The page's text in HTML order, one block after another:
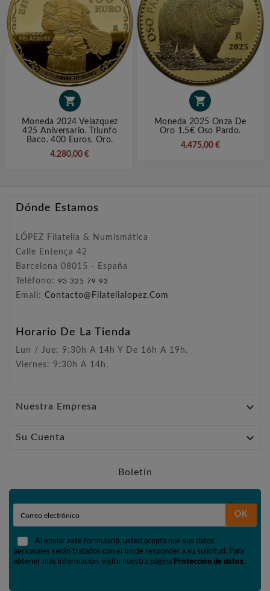

Moneda 2024 Velazquez
425 Aniversario. Triunfo
Baco. 400 Euros. Oro.
4.280,00 €

Moneda 2025 Onza De
Oro 1.5€ Oso Pardo.
4.475,00 €
Dónde Estamos
LÓPEZ Filatelia & Numismática
Calle Entença 42
Barcelona 08015 - España
Teléfono: 93 325 79 93
Email: Contacto@filatelialopez.com
Horario De La Tienda
Lun / Jue: 9:30h A 14h Y De 16h A 19h.
Viernes: 9:30h A 14h.
Nuestra Empresa 
Su Cuenta 
Boletín
OK
Al enviar este formulario, usted acepta que sus datos
personales serán tratados con el fin de responder a su solicitud. Para
obtener más información, visite nuestra página Protección de datos.